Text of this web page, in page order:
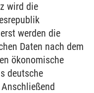
wird die
werden die
Daten nach dem
ökonomische
deutsche